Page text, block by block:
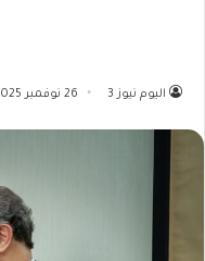
اليوم نيوز 3 26 نوفمبر 2025 - 11:17 مساءً